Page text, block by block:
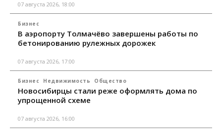
07 августа 2026, 18:00
Бизнес
В аэропорту Толмачёво завершены работы по
бетонированию рулежных дорожек
07 августа 2026, 17:00
Бизнес Недвижимость Общество
Новосибирцы стали реже оформлять дома по
упрощенной схеме
07 августа 2026, 16:00